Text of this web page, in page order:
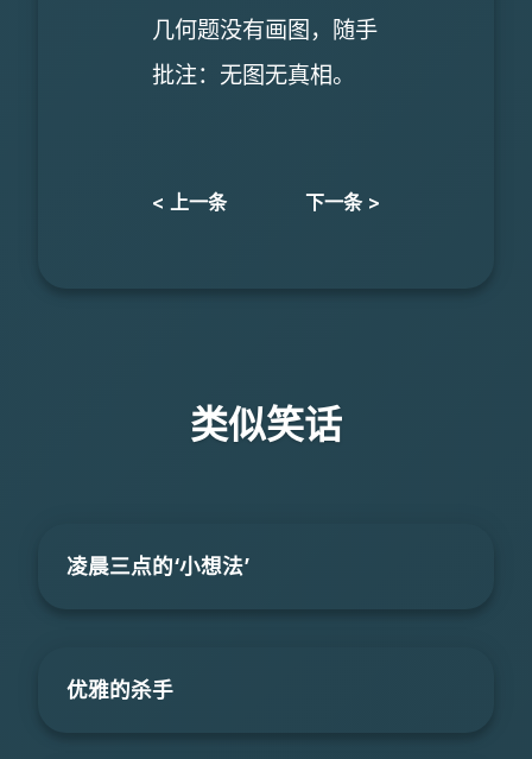
几何题没有画图，随手
批注：无图无真相。
< 上一条 下一条 >
类似笑话
凌晨三点的‘小想法’
优雅的杀手